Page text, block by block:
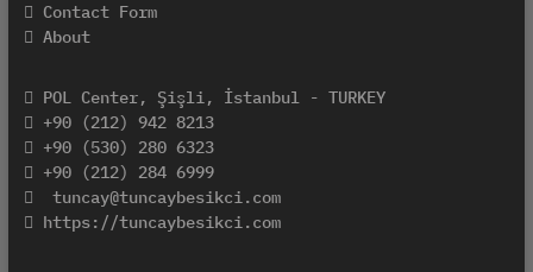
Contact Form
About
POL Center, Şişli, İstanbul - TURKEY
+90 (212) 942 8213
+90 (530) 280 6323
+90 (212) 284 6999
tuncay@tuncaybesikci.com
https://tuncaybesikci.com